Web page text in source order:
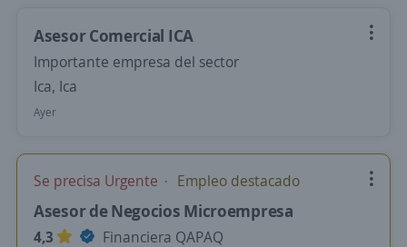
Asesor Comercial ICA
Importante empresa del sector
Ica, Ica
Ayer
Se precisa Urgente Empleo destacado
Asesor de Negocios Microempresa
4,3 Financiera QAPAQ